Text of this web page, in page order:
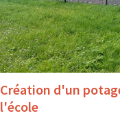
Création d'un
l'école